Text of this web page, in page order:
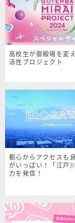
高校生が御殿場を変
活性プロジェクト
都心からアクセスも
がいっぱい！「江戸
力を発信！